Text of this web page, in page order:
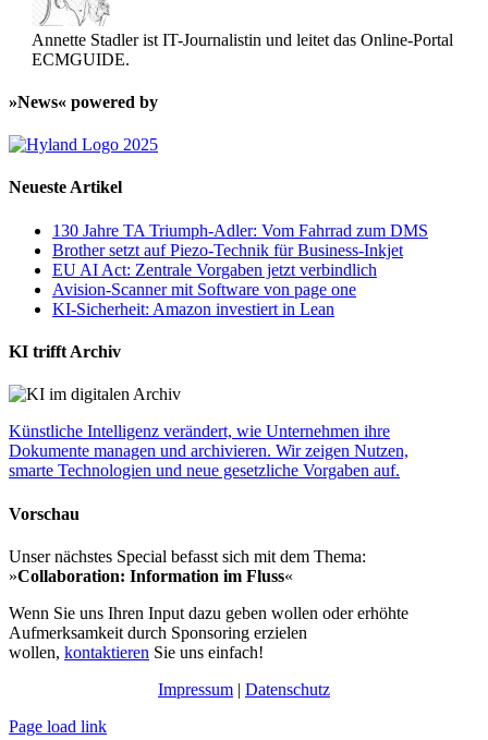
Annette Stadler ist IT-Journalistin und leitet das Online-Portal
ECMGUIDE.
»News« powered by
Neueste Artikel
130 Jahre TA Triumph-Adler: Vom Fahrrad zum DMS
Brother setzt auf Piezo-Technik für Business-Inkjet
EU AI Act: Zentrale Vorgaben jetzt verbindlich
Avision-Scanner mit Software von page one
KI-Sicherheit: Amazon investiert in Lean
KI trifft Archiv
Künstliche Intelligenz verändert, wie Unternehmen ihre
Dokumente managen und archivieren. Wir zeigen Nutzen,
smarte Technologien und neue gesetzliche Vorgaben auf.
Vorschau
Unser nächstes Special befasst sich mit dem Thema:
»Collaboration: Information im Fluss«
Wenn Sie uns Ihren Input dazu geben wollen oder erhöhte
Aufmerksamkeit durch Sponsoring erzielen
wollen, kontaktieren Sie uns einfach!
Impressum | Datenschutz
Page load link